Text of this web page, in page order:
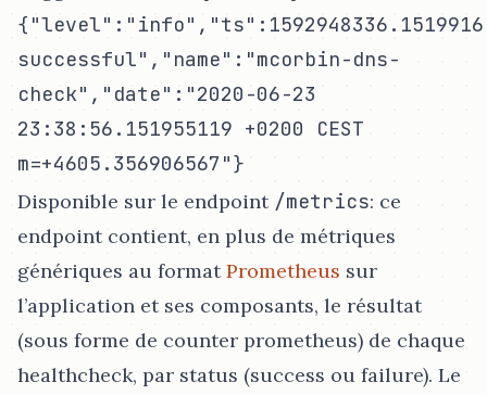
successful","name":"mcorbin-dns-
check","date":"2020-06-23
23:38:56.151955119 +0200 CEST
m=+4605.356906567"}
Disponible sur le endpoint /metrics: ce
endpoint contient, en plus de métriques
génériques au formatPrometheus sur
l’application et ses composants, le résultat
(sous forme de counter prometheus) de chaque
healthcheck, par status (success ou failure). Le